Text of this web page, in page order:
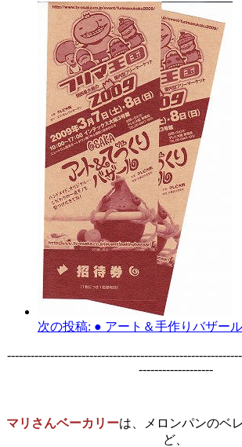
次の投稿: ● アート＆手作りバザー
-------------------
マリさんベーカリーは、メロンパンのベ
ど、